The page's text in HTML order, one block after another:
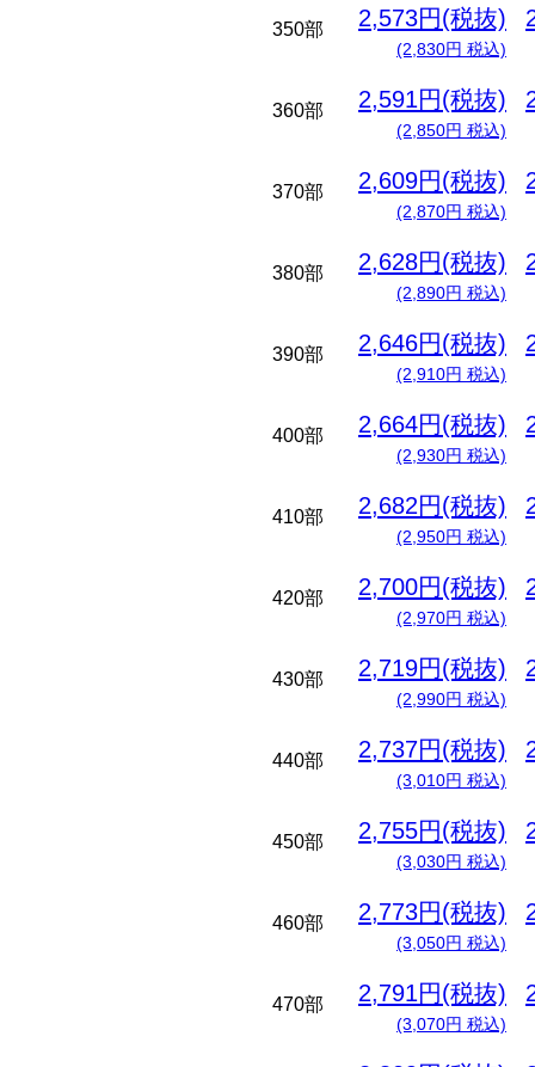
350部 2,573円(税抜)
(2,830円 税込)
360部 2,591円(税抜)
(2,850円 税込)
370部 2,609円(税抜)
(2,870円 税込)
380部 2,628円(税抜)
(2,890円 税込)
390部 2,646円(税抜)
(2,910円 税込)
400部 2,664円(税抜)
(2,930円 税込)
410部 2,682円(税抜)
(2,950円 税込)
420部 2,700円(税抜)
(2,970円 税込)
430部 2,719円(税抜)
(2,990円 税込)
440部 2,737円(税抜)
(3,010円 税込)
450部 2,755円(税抜)
(3,030円 税込)
460部 2,773円(税抜)
(3,050円 税込)
470部 2,791円(税抜)
(3,070円 税込)